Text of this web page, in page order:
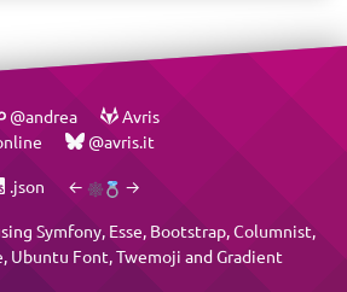
@andrea
Avris
@avris.it
.json ← →
Symfony, Esse, Bootstrap,Columnist,
, Ubuntu Font,Twemoji andGradient